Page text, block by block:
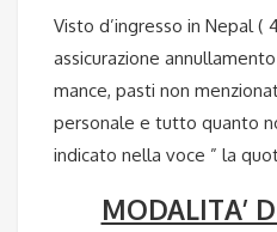
Visto d’ingresso in Nepal (
assicurazione
mance, pasti non
personale e tutto quanto
indicato nella voce ” la
MODALITA’